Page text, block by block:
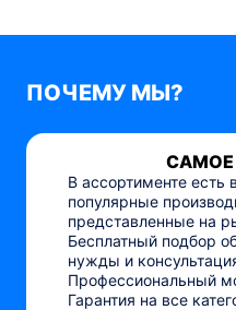
ПОЧЕМУ МЫ?
САМОЕ
В ассортименте
популярные
представленные на
Бесплатный подбор
нужды и
Профессиональный
Гарантия на все